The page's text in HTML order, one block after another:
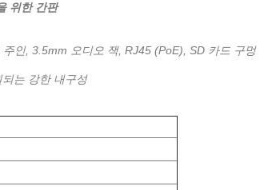
위한 간판
인, 3.5mm 오디오 잭, RJ45 (PoE), SD 카드 구멍
는 강한 내구성